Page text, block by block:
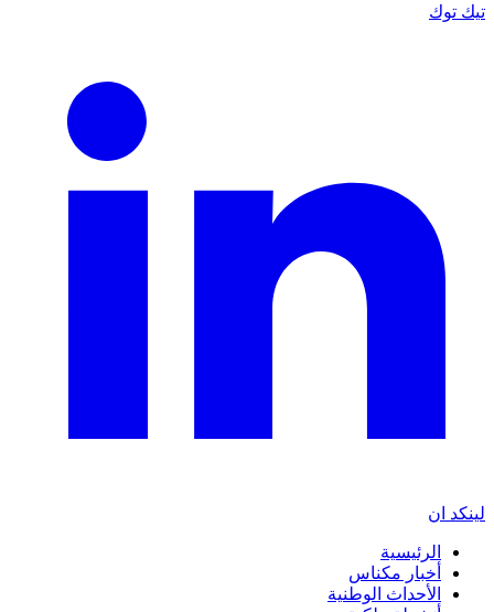
تيك توك
لينكد ان
الرئيسية
أخبار مكناس
الأحداث الوطنية